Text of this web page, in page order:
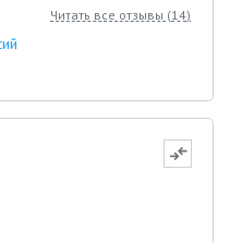
Читать все отзывы (14)